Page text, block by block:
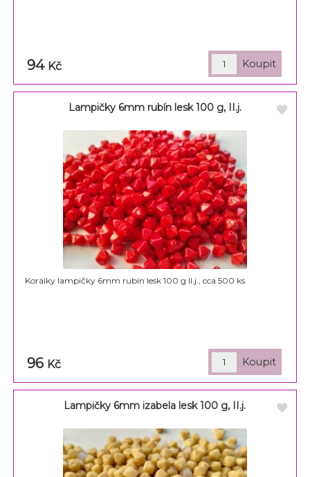
94 Kč
Lampičky 6mm rubín lesk 100 g, II.j.
Korálky lampičky 6mm rubín lesk 100 g II.j., cca 500 ks
96 Kč
Lampičky 6mm izabela lesk 100 g, II.j.